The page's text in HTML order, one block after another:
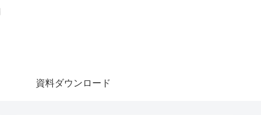
資料ダウンロード